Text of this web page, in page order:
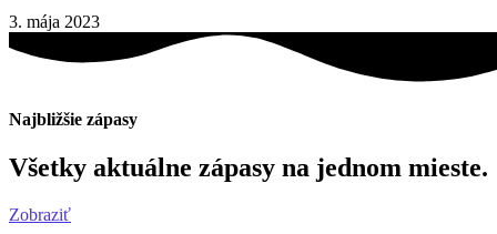
3. mája 2023
Najbližšie zápasy
Všetky aktuálne zápasy na jednom mieste.
Zobraziť